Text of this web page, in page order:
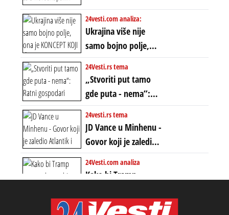
neistinom: forma te
ere završila se na
istom mestu, ali
prošle godine
znakova: Stiže lavina
novca i bogatstva
24vesti.com analiza:
Ukrajina više nije
samo bojno polje,
ona je KONCEPT KOJI
ĆE RASPASTI CEO
ZAPADNI SVET
24Vesti.rs tema
„Stvoriti put tamo
gde puta - nema“:
Ratni gospodari
plaču za starim
poretkom... Bez
ikakve realpolitike u
njima, oni su sada
nebitni kao Zelenski
24vesti.rs tema
JD Vance u Minhenu -
Govor koji je zaledio
Atlantik i duboko
šokirao Evropu (ceo
24Vesti.com analiza
Kako bi Tramp
TREĆI MANDAT -